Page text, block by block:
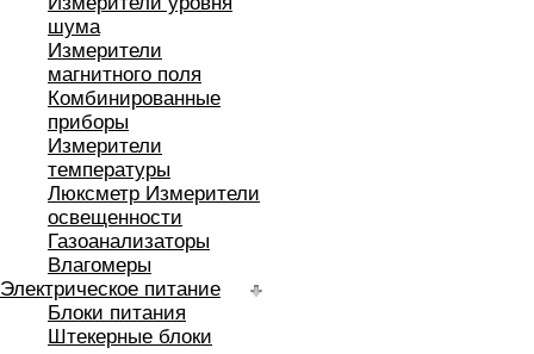
шума
Измерители
магнитного поля
Комбинированные
приборы
Измерители
температуры
Люксметр Измерители
освещенности
Газоанализаторы
Влагомеры
Электрическое питание
Блоки питания
Штекерные блоки